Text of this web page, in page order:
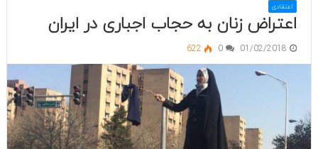
اعتقادی
اعتراض زنان به حجاب اجباری در ایران
01/02/2018
0
622